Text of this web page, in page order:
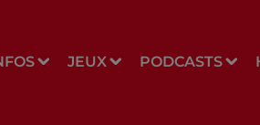
JEUX PODCASTS